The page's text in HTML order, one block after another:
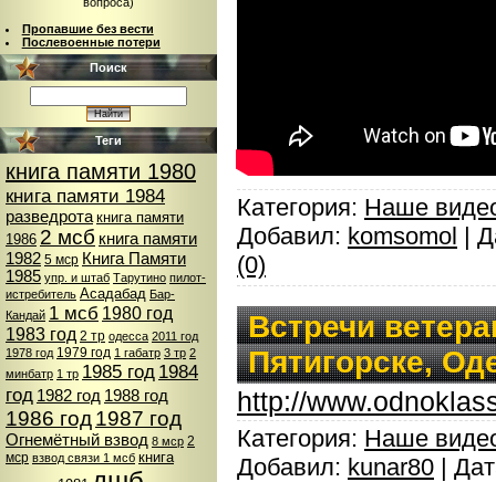
Пропавшие без вести
Послевоенные потери
Поиск
Теги
книга памяти 1980
книга памяти 1984
разведрота книга памяти
1986 2 мсб книга памяти
1982 5 мср Книга Памяти
1985 упр. и штаб Тарутино пилот-
истребитель Асадабад Бар-
Кандай 1 мсб 1980 год
1983 год 2 тр одесса 2011 год
1978 год 1979 год 1 габатр 3 тр 2
минбатр 1 тр 1985 год 1984
год 1982 год 1988 год
1986 год1987 год
Огнемётный взвод 8 мср 2
мср взвод связи 1 мсб книга
Категория: Наше
Добавил: komsomol
|
(0)
Встречи
Пятигорске,
http://
Категория: Наше
Добавил: kunar80 |